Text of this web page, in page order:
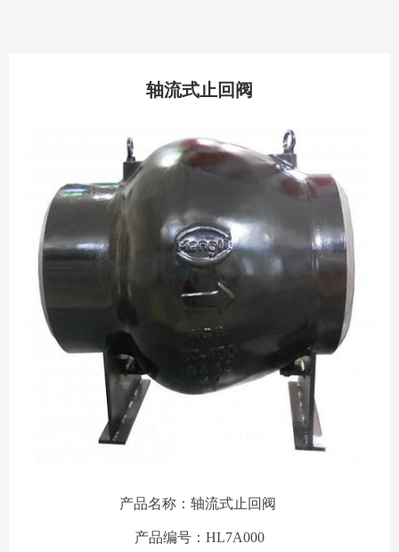
轴流式止回阀
产品名称：轴流式止回阀
产品编号：HL7A000